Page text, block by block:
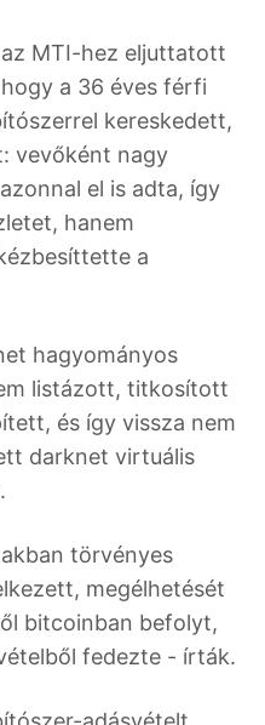
MTI-hez eljuttatott
a 36 éves férfi
kereskedett,
vevőként nagy
el is adta, így
hanem
a
hagyományos
listázott, titkosított
és így vissza nem
darknet virtuális
törvényes
megélhetését
bitcoinban befolyt,
fedezte - írták.